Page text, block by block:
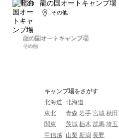
龍の国オートキャンプ場
その他
龍の国オートキャンプ場
その他
キャンプ場をさがす
北海道 北海道
東北
青森 岩手 宮城 秋田
関東
茨城 栃木 群馬 埼玉
甲信越
山梨 新潟 長野